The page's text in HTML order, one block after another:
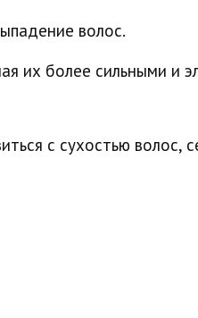
волос.
их более сильными и
с сухостью волос,